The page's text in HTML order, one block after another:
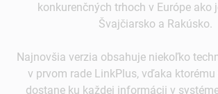
konkurenčných trhoch v Európe ako
Švajčiarsko a Rakúsko.
Najnovšia verzia obsahuje niekoľko
v prvom rade LinkPlus, vďaka
dostane ku každej informácii v